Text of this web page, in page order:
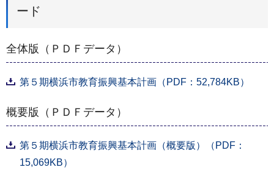
ード
全体版（ＰＤＦデータ）
第５期横浜市教育振興基本計画（PDF：52,784KB）
概要版（ＰＤＦデータ）
第５期横浜市教育振興基本計画（概要版）（PDF：
15,069KB）